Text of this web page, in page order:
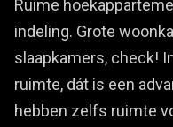
Ruime
indeling. Grote
slaapkamers, check!
ruimte, dát is een
hebben zelfs ruimte